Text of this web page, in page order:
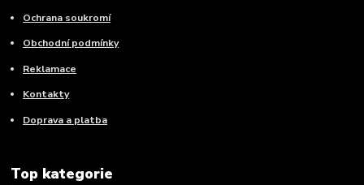
Ochrana soukromí
Obchodní podmínky
Reklamace
Kontakty
Doprava a platba
Top kategorie